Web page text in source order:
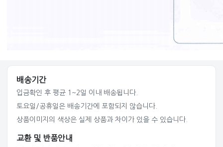
배송기간
입금확인 후 평균 1~2일 이내 배송됩니다.
토요일/공휴일은 배송기간에 포함되지 않습니다.
상품이미지의 색상은 실제 상품과 차이가 있을 수 있습니다.
교환 및 반품안내